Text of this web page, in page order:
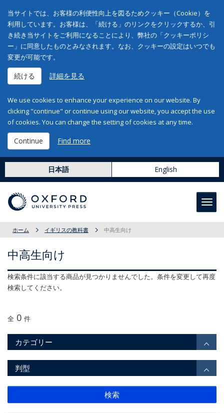
当サイトでは、お客様の利便性向上を図るためクッキー（Cookie）を
利用しています。お客様は、「続ける」のリンクをクリックするか、引
き続き当サイトをご利用になることにより、弊社の「クッキーポリシ
ー」に同意したものとみなされます。なお、クッキーの設定はいつでも
変更が可能です。
続ける 詳細を見る
We use cookies to enhance your experience on our website. By
clicking "continue" or continue using our website, you accept the use
of cookies. You can change the setting of cookies at any time.
Continue Find more
日本語 English
ホーム イギリスの教科書 中高生向け
中高生向け
検索条件に該当する商品が見つかりませんでした。条件を変更して再度
検索してください。
全 0 件
カテゴリー
判型
検索